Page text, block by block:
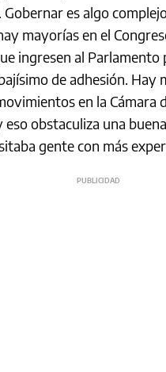
Gobernar es algo
mayorías en el
ingresen al Parlamento
de adhesión. Hay
en la Cámara
eso obstaculiza una
gente con más